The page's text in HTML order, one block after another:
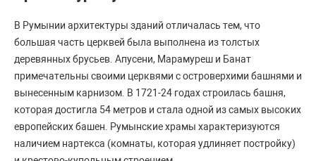
В Румынии архитектуры зданий отличалась тем, что
большая часть церквей была выполнена из толстых
деревянных брусьев. Апусени, Марамуреш и Банат
примечательны своими церквями с островерхими башнями и
вынесенным карнизом. В 1721-24 годах строилась башня,
которая достигла 54 метров и стала одной из самых высоких
европейских башен. Румынские храмы характеризуются
наличием нартекса (комнаты, которая удлиняет постройку)